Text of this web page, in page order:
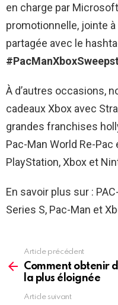
en charge par
promotionnelle, jointe
partagée avec le
À d’autres occasions,
cadeaux Xbox avec
grandes franchises
Pac-Man World Re-
PlayStation, Xbox et
En savoir plus sur :
Series S, Pac-Man et
more
Article précédent
Comment obtenir
la plus éloignée
Article suivant